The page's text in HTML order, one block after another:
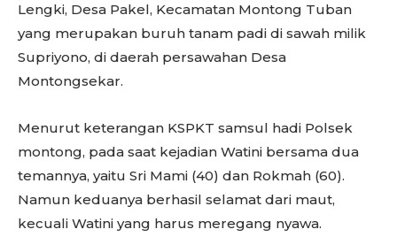
Lengki, Desa Pakel, Kecamatan Montong Tuban
yang merupakan buruh tanam padi di sawah milik
Supriyono, di daerah persawahan Desa
Montongsekar.
Menurut keterangan KSPKT samsul hadi Polsek
montong, pada saat kejadian Watini bersama dua
temannya, yaitu Sri Mami (40) dan Rokmah (60).
Namun keduanya berhasil selamat dari maut,
kecuali Watini yang harus meregang nyawa.